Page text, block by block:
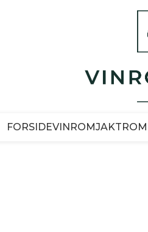
FORSIDEVINROMJAKTROM